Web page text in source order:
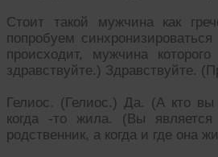
Стоит такой мужчина как
попробуем
происходит, мужчина
здравствуйте.) Здравствуйте.
Гелиос. (Гелиос.) Да. (А кто
когда -то жила. (Вы
родственник, а когда и где она